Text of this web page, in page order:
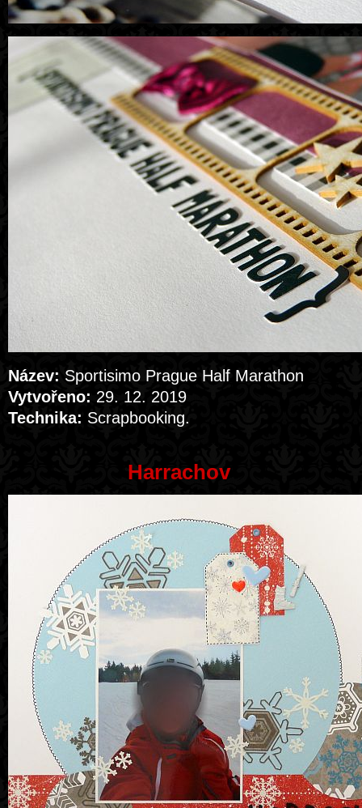
Název: Sportisimo Prague Half Marathon
Vytvořeno: 29. 12. 2019
Technika: Scrapbooking.
Harrachov